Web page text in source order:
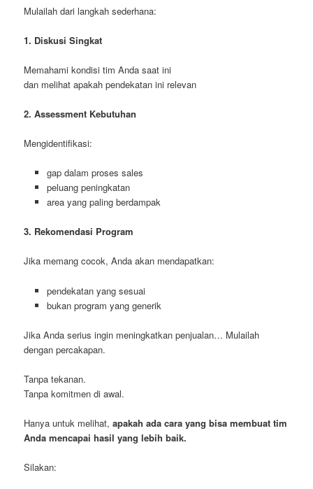
Mulailah dari langkah sederhana:
1. Diskusi Singkat
Memahami kondisi tim Anda saat ini
dan melihat apakah pendekatan ini relevan
2. Assessment Kebutuhan
Mengidentifikasi:
gap dalam proses sales
peluang peningkatan
area yang paling berdampak
3. Rekomendasi Program
Jika memang cocok, Anda akan mendapatkan:
pendekatan yang sesuai
bukan program yang generik
Jika Anda serius ingin meningkatkan penjualan… Mulailah
dengan percakapan.
Tanpa tekanan.
Tanpa komitmen di awal.
Hanya untuk melihat,apakah ada cara yang bisa membuat tim
Anda mencapai hasil yang lebih baik.
Silakan: